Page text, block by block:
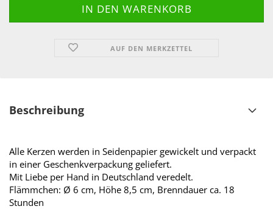
AUF DEN MERKZETTEL
Beschreibung
Alle Kerzen werden in Seidenpapier gewickelt und verpackt
in einer Geschenkverpackung geliefert.
Mit Liebe per Hand in Deutschland veredelt.
Flämmchen: Ø 6 cm, Höhe 8,5 cm, Brenndauer ca. 18
Stunden